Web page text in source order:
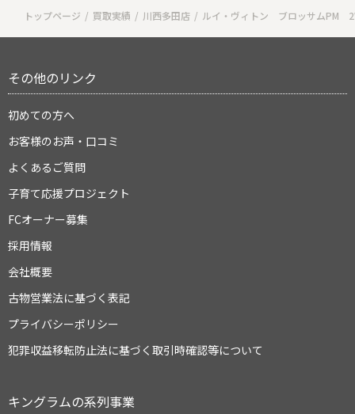
トップページ 買取実績 川西多田店 ルイ・ヴィトン ブロッサムPM
その他のリンク
初めての方へ
お客様のお声・口コミ
よくあるご質問
子育て応援プロジェクト
FCオーナー募集
採用情報
会社概要
古物営業法に基づく表記
プライバシーポリシー
犯罪収益移転防止法に基づく取引時確認等について
キングラムの系列事業